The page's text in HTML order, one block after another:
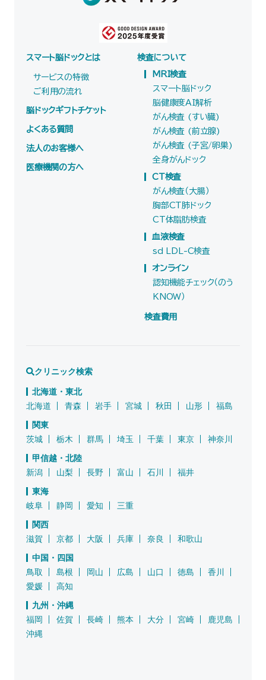
スマート脳ドックとは
サービスの特徴
ご利用の流れ
脳ドックギフトチケット
よくある質問
法人のお客様へ
医療機関の方へ
検査について
MRI検査
スマート脳ドック
脳健康度AI解析
がん検査 (すい臓)
がん検査 (前立腺)
がん検査 (子宮/卵巣)
全身がんドック
CT検査
がん検査（大腸）
胸部CT肺ドック
CT体脂肪検査
血液検査
sd LDL-C検査
オンライン
認知機能チェック（のう
KNOW）
検査費用
クリニック検索
北海道・東北
北海道
青森 岩手 宮城 秋田 山形
福島
関東
茨城
栃木 群馬 埼玉 千葉 東京
神奈川
甲信越・北陸
新潟
山梨 長野 富山 石川
福井
東海
岐阜
静岡 愛知
三重
関西
滋賀
京都 大阪 兵庫 奈良
和歌山
中国・四国
鳥取
島根 岡山 広島 山口 徳島
香川
愛媛
高知
九州・沖縄
福岡
佐賀 長崎 熊本 大分 宮崎
鹿児島
沖縄